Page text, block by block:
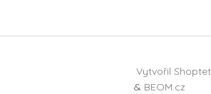
Vytvořil Shoptet
& BEOM.cz